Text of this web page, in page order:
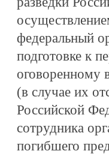
федеральный
подготовке к
оговоренному
(в случае их
Российской
сотрудника
погибшего